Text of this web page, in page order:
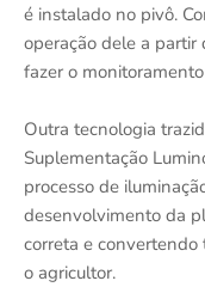
é instalado no pivô.
operação dele a partir
fazer o
Outra tecnologia
Suplementação
processo de
desenvolvimento da
correta e
o agricultor.